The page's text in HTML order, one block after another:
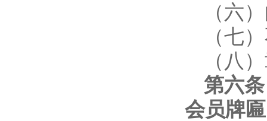
（六
（七
（八
第六
会员牌